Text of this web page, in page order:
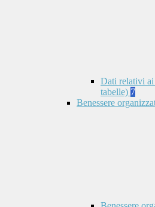
Dati relativi
tabelle) 7
Benessere